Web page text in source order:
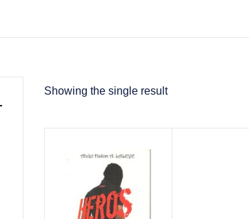
Showing the single result